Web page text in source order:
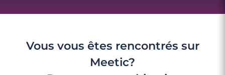
Vous vous êtes rencontrés sur
Meetic?